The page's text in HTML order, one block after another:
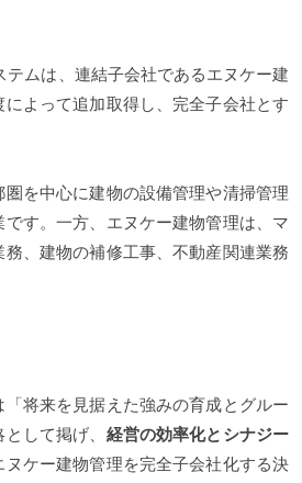
テムは、連結子会社であるエヌケー建
よって追加取得し、完全子会社とす
を中心に建物の設備管理や清掃管理
す。一方、エヌケー建物管理は、マ
、建物の補修工事、不動産関連業務
将来を見据えた強みの育成とグルー
して掲げ、 経営の効率化とシナジー
ヌケー建物管理を完全子会社化する決